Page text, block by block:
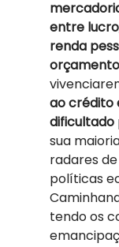
entre
renda
ao crédito
dificultado
sua
radares
políticas
tendo os